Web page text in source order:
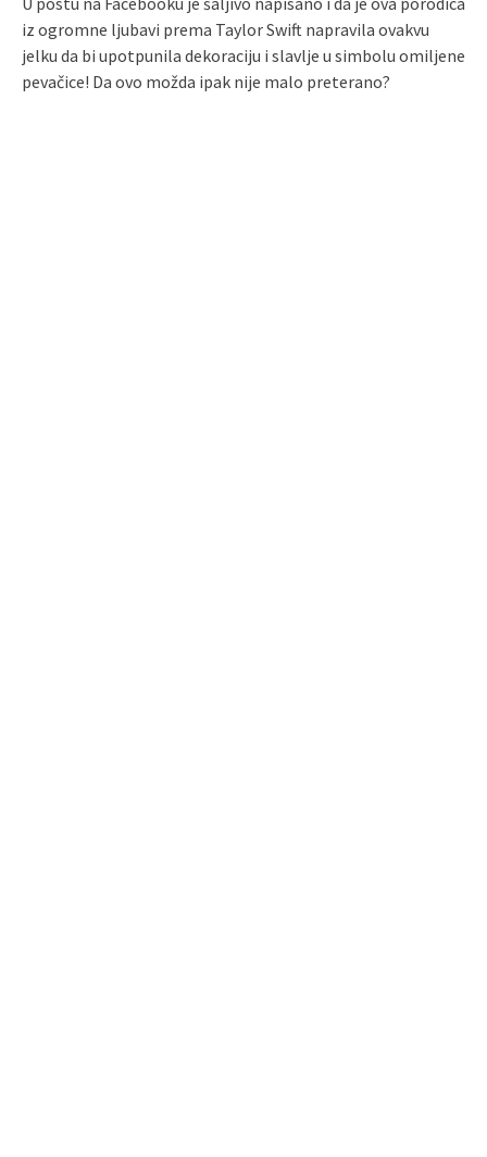
iz ogromne ljubavi prema Taylor Swift napravila ovakvu
jelku da bi upotpunila dekoraciju i slavlje u simbolu omiljene
pevačice! Da ovo možda ipak nije malo preterano?